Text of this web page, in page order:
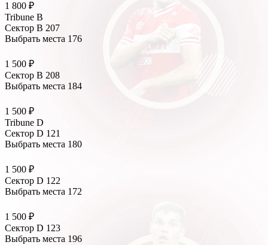
1 800 ₽
Tribune B
Сектор B 207
Выбрать места 176
1 500 ₽
Сектор B 208
Выбрать места 184
1 500 ₽
Tribune D
Сектор D 121
Выбрать места 180
1 500 ₽
Сектор D 122
Выбрать места 172
1 500 ₽
Сектор D 123
Выбрать места 196